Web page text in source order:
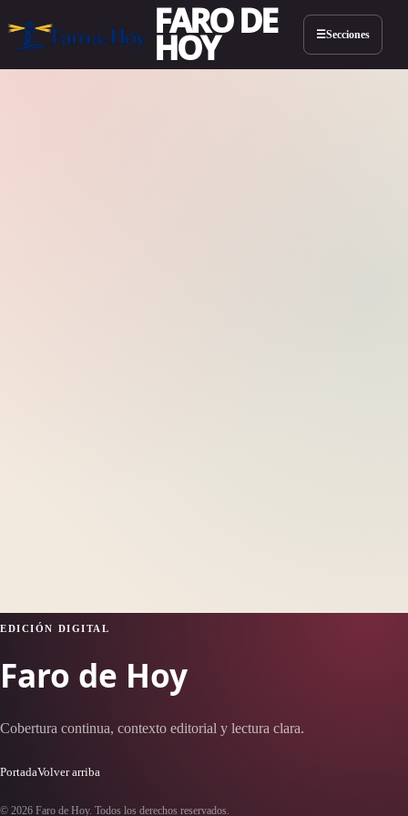
FARO DE
HOY ☰Secciones
EDICIÓN DIGITAL
Faro de Hoy
Cobertura continua, contexto editorial y lectura clara.
PortadaVolver arriba
© 2026 Faro de Hoy. Todos los derechos reservados.